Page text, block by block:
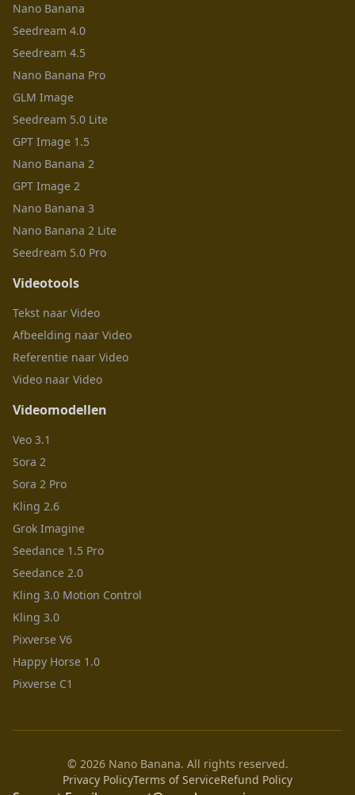
Nano Banana
Seedream 4.0
Seedream 4.5
Nano Banana Pro
GLM Image
Seedream 5.0 Lite
GPT Image 1.5
Nano Banana 2
GPT Image 2
Nano Banana 3
Nano Banana 2 Lite
Seedream 5.0 Pro
Videotools
Tekst naar Video
Afbeelding naar Video
Referentie naar Video
Video naar Video
Videomodellen
Veo 3.1
Sora 2
Sora 2 Pro
Kling 2.6
Grok Imagine
Seedance 1.5 Pro
Seedance 2.0
Kling 3.0 Motion Control
Kling 3.0
Pixverse V6
Happy Horse 1.0
Pixverse C1
© 2026 Nano Banana. All rights reserved.
Privacy PolicyTerms of ServiceRefund Policy